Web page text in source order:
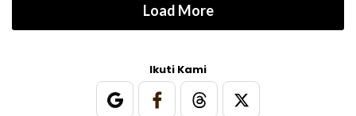
Load More
Ikuti Kami